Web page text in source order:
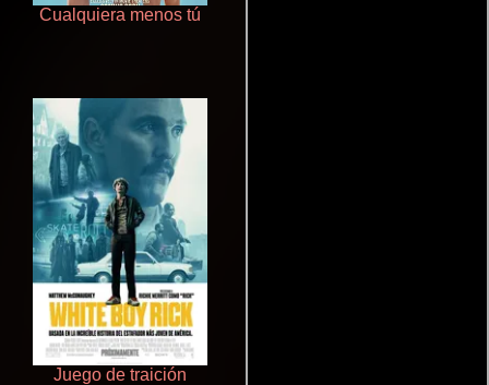
Cualquiera menos tú
Juego de traición